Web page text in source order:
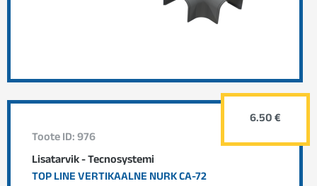
Toote ID: 976
Lisatarvik - Tecnosystemi
TOP LINE VERTIKAALNE NURK CA-72
6.50 €